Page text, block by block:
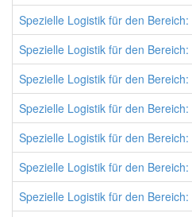
Spezielle Logistik für den
Spezielle Logistik für den
Spezielle Logistik für den Bereich:
Spezielle Logistik für den
Spezielle Logistik für den
Spezielle Logistik für den
Spezielle Logistik für den